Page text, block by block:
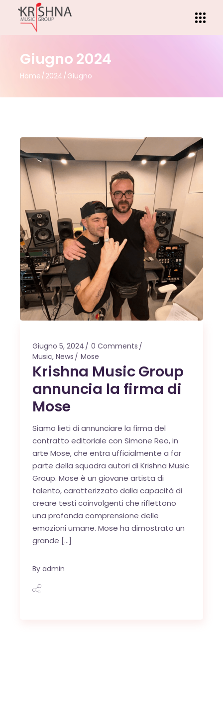
Giugno 2024
Home 2024 Giugno
Giugno 5, 2024
0 Comments
Music,News Mose
Krishna Music Group
annuncia la firma di
Mose
Siamo lieti di annunciare la firma del
contratto editoriale con Simone Reo, in
arte Mose, che entra ufficialmente a far
parte della squadra autori di Krishna Music
Group. Mose è un giovane artista di
talento, caratterizzato dalla capacità di
creare testi coinvolgenti che riflettono
una profonda comprensione delle
emozioni umane. Mose ha dimostrato un
grande […]
By admin